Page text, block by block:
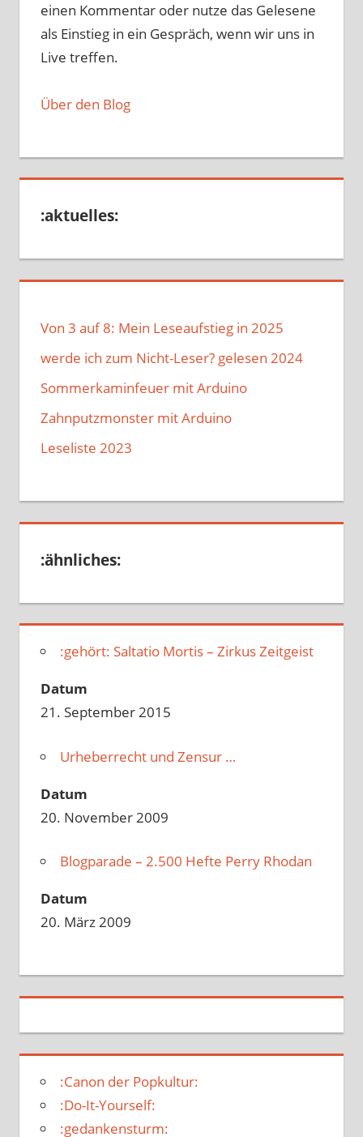
einen Kommentar oder nutze das Gelesene
als Einstieg in ein Gespräch, wenn wir uns in
Live treffen.
Über den Blog
:aktuelles:
Von 3 auf 8: Mein Leseaufstieg in 2025
werde ich zum Nicht-Leser? gelesen 2024
Sommerkaminfeuer mit Arduino
Zahnputzmonster mit Arduino
Leseliste 2023
:ähnliches:
:gehört: Saltatio Mortis – Zirkus Zeitgeist
Datum
21. September 2015
Urheberrecht und Zensur …
Datum
20. November 2009
Blogparade – 2.500 Hefte Perry Rhodan
Datum
20. März 2009
:Canon der Popkultur:
:Do-It-Yourself:
:gedankensturm: